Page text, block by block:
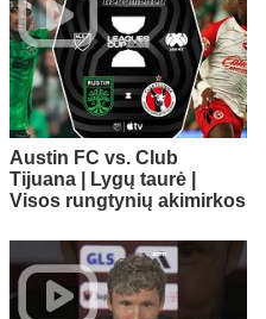
Austin FC vs. Club
Tijuana | Lygų taurė |
Visos rungtynių akimirkos